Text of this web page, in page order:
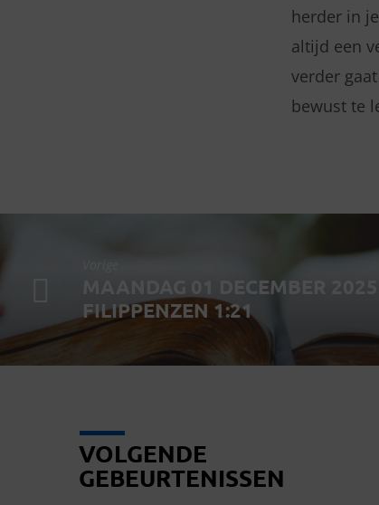
herder in
altijd een
verder
bewust te
MAANDAG 01 DECEMBER 2025 -
FILIPPENZEN 1:21
VOLGENDE
GEBEURTENISSEN